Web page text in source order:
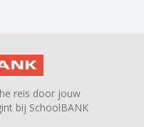
reis door jouw
bij SchoolBANK